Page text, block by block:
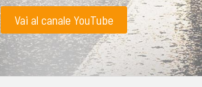
Vai al canale YouTube